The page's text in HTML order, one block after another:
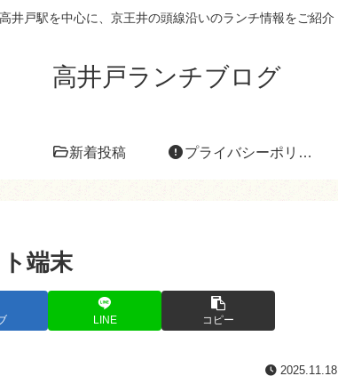
高井戸駅を中心に、京王井の頭線沿いのランチ情報をご紹介
高井戸ランチブログ
新着投稿 プライバシーポリシー
端末
LINE コピー
2025.11.18